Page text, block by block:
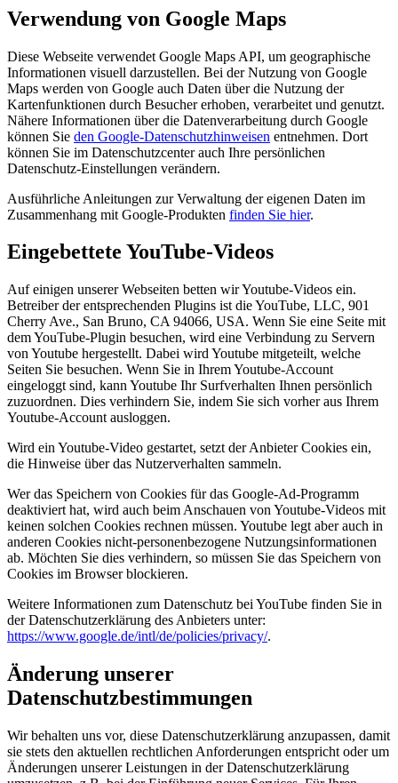
Verwendung von Google Maps
Diese Webseite verwendet Google Maps API, um geographische
Informationen visuell darzustellen. Bei der Nutzung von Google
Maps werden von Google auch Daten über die Nutzung der
Kartenfunktionen durch Besucher erhoben, verarbeitet und genutzt.
Nähere Informationen über die Datenverarbeitung durch Google
können Sie den Google-Datenschutzhinweisen entnehmen. Dort
können Sie im Datenschutzcenter auch Ihre persönlichen
Datenschutz-Einstellungen verändern.
Ausführliche Anleitungen zur Verwaltung der eigenen Daten im
Zusammenhang mit Google-Produkten finden Sie hier.
Eingebettete YouTube-Videos
Auf einigen unserer Webseiten betten wir Youtube-Videos ein.
Betreiber der entsprechenden Plugins ist die YouTube, LLC, 901
Cherry Ave., San Bruno, CA 94066, USA. Wenn Sie eine Seite mit
dem YouTube-Plugin besuchen, wird eine Verbindung zu Servern
von Youtube hergestellt. Dabei wird Youtube mitgeteilt, welche
Seiten Sie besuchen. Wenn Sie in Ihrem Youtube-Account
eingeloggt sind, kann Youtube Ihr Surfverhalten Ihnen persönlich
zuzuordnen. Dies verhindern Sie, indem Sie sich vorher aus Ihrem
Youtube-Account ausloggen.
Wird ein Youtube-Video gestartet, setzt der Anbieter Cookies ein,
die Hinweise über das Nutzerverhalten sammeln.
Wer das Speichern von Cookies für das Google-Ad-Programm
deaktiviert hat, wird auch beim Anschauen von Youtube-Videos mit
keinen solchen Cookies rechnen müssen. Youtube legt aber auch in
anderen Cookies nicht-personenbezogene Nutzungsinformationen
ab. Möchten Sie dies verhindern, so müssen Sie das Speichern von
Cookies im Browser blockieren.
Weitere Informationen zum Datenschutz bei YouTube finden Sie in
der Datenschutzerklärung des Anbieters unter:
https://www.google.de/intl/de/policies/privacy/.
Änderung unserer
Datenschutzbestimmungen
Wir behalten uns vor, diese Datenschutzerklärung anzupassen, damit
sie stets den aktuellen rechtlichen Anforderungen entspricht oder um
Änderungen unserer Leistungen in der Datenschutzerklärung